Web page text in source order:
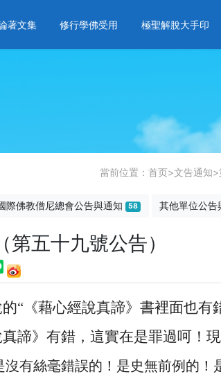
著文集 修行學佛受用 極聖解脫大手印
當前位置： 首页>文告通知>
際佛教僧尼總會公告與通知 58 其他單位公告
五十九號公告）
“《藉心經說真諦》書裡面也有
諦》有錯，這實在是罪過呵！
有絲毫錯誤的！是史無前例的！